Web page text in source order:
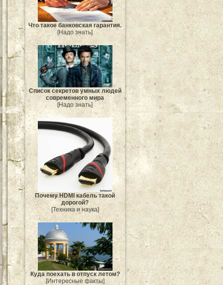
Что такое банковская гарантия.
[Надо знать]
Список секретов умных людей
современного мира
[Надо знать]
Почему HDMI кабель такой
дорогой?
[Техника и наука]
Куда поехать в отпуск летом?
[Интересные факты]